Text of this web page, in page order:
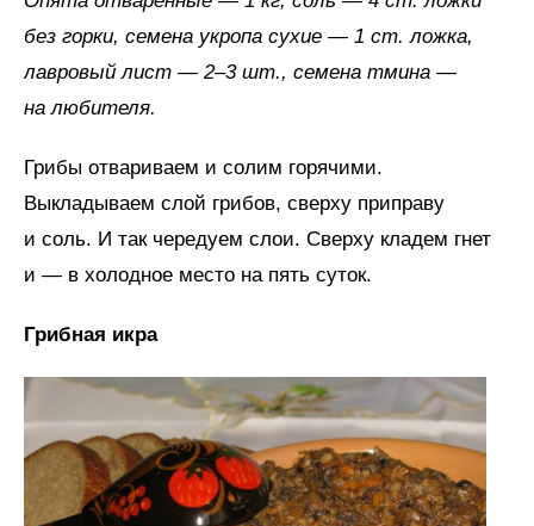
без горки, семена укропа сухие — 1 ст. ложка,
лавровый лист — 2–3 шт., семена тмина —
на любителя.
Грибы отвариваем и солим горячими.
Выкладываем слой грибов, сверху приправу
и соль. И так чередуем слои. Сверху кладем гнет
и — в холодное место на пять суток.
Грибная икра